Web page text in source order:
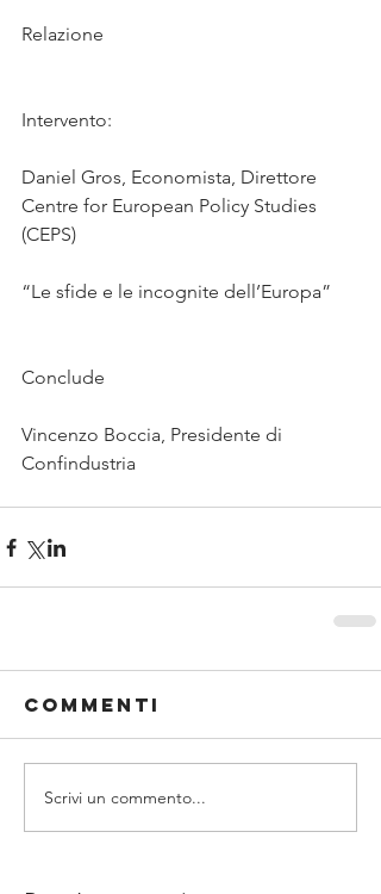
Relazione
Intervento:
Daniel Gros, Economista, Direttore
Centre for European Policy Studies
(CEPS)
“Le sfide e le incognite dell’Europa”
Conclude
Vincenzo Boccia, Presidente di
Confindustria
Commenti
Scrivi un commento...